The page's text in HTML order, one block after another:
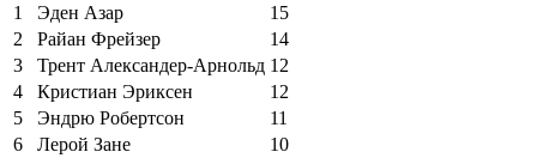
1
Эден Азар
15
2
Райан Фрейзер
14
3
Трент Александер-Арнольд 12
4
Кристиан Эриксен
12
5
Эндрю Робертсон
11
6
Лерой Зане
10